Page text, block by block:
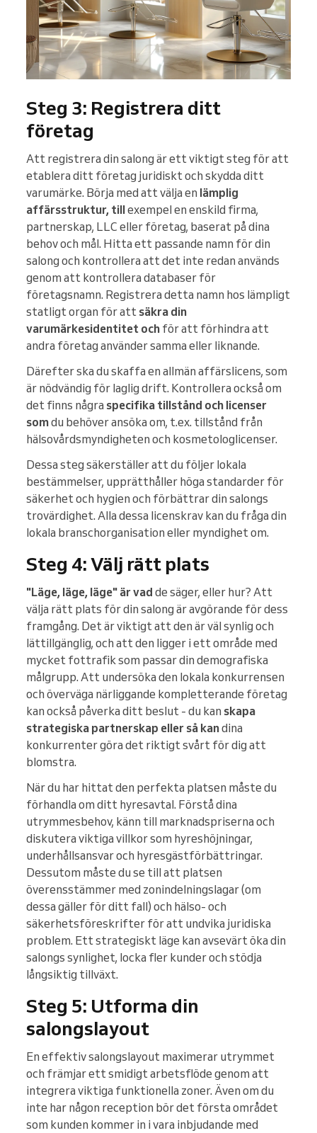
Steg 3: Registrera ditt
företag
Att registrera din salong är ett viktigt steg för att
etablera ditt företag juridiskt och skydda ditt
varumärke. Börja med att välja en lämplig
affärsstruktur, tillexempel en enskild firma,
partnerskap, LLC eller företag, baserat på dina
behov och mål. Hitta ett passande namn för din
salong och kontrollera att det inte redan används
genom att kontrollera databaser för
företagsnamn. Registrera detta namn hos lämpligt
statligt organ för att säkra din
varumärkesidentitet och för att förhindra att
andra företag använder samma eller liknande.
Därefter ska du skaffa en allmän affärslicens, som
är nödvändig för laglig drift. Kontrollera också om
det finns några specifika tillstånd och licenser
somdu behöver ansöka om, t.ex. tillstånd från
hälsovårdsmyndigheten och kosmetologlicenser.
Dessa steg säkerställer att du följer lokala
bestämmelser, upprätthåller höga standarder för
säkerhet och hygien och förbättrar din salongs
trovärdighet. Alla dessa licenskrav kan du fråga din
lokala branschorganisation eller myndighet om.
Steg 4: Välj rätt plats
"Läge, läge, läge" är vad de säger, eller hur? Att
välja rätt plats för din salong är avgörande för dess
framgång. Det är viktigt att den är väl synlig och
lättillgänglig, och att den ligger i ett område med
mycket fottrafik som passar din demografiska
målgrupp. Att undersöka den lokala konkurrensen
och överväga närliggande kompletterande företag
kan också påverka ditt beslut - du kan skapa
strategiska partnerskap eller så kandina
konkurrenter göra det riktigt svårt för dig att
blomstra.
När du har hittat den perfekta platsen måste du
förhandla om ditt hyresavtal. Förstå dina
utrymmesbehov, känn till marknadspriserna och
diskutera viktiga villkor som hyreshöjningar,
underhållsansvar och hyresgästförbättringar.
Dessutom måste du se till att platsen
överensstämmer med zonindelningslagar (om
dessa gäller för ditt fall) och hälso- och
säkerhetsföreskrifter för att undvika juridiska
problem. Ett strategiskt läge kan avsevärt öka din
salongs synlighet, locka fler kunder och stödja
långsiktig tillväxt.
Steg 5: Utforma din
salongslayout
En effektiv salongslayout maximerar utrymmet
och främjar ett smidigt arbetsflöde genom att
integrera viktiga funktionella zoner. Även om du
inte har någon reception bör det första området
som kunden kommer in i vara inbjudande med